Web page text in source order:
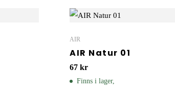
AIR
AIR Natur 01
67 kr
Finns i lager,